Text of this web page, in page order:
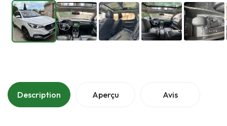
Description Aperçu Avis